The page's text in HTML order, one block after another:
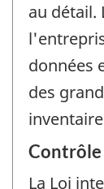
au détail.
données
des
Contrôle
La Loi